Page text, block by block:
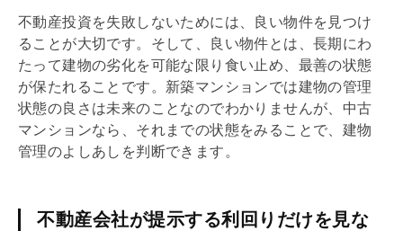
不動産投資を失敗しないためには、良い物件を見つけ
ることが大切です。そして、良い物件とは、長期にわ
たって建物の劣化を可能な限り食い止め、最善の状態
が保たれることです。新築マンションでは建物の管理
状態の良さは未来のことなのでわかりませんが、中古
マンションなら、それまでの状態をみることで、建物
管理のよしあしを判断できます。
不動産会社が提示する利回りだけを見な